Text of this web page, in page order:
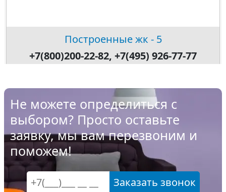
Построенные жк - 5
+7(800)200-22-82, +7(495) 926-77-77
Не можете определиться с
выбором? Просто оставьте
заявку, мы вам перезвоним и
поможем!
Заказать звонок